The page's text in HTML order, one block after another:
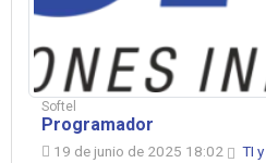
Softel
Programador
19 de junio de 2025 18:02
TI